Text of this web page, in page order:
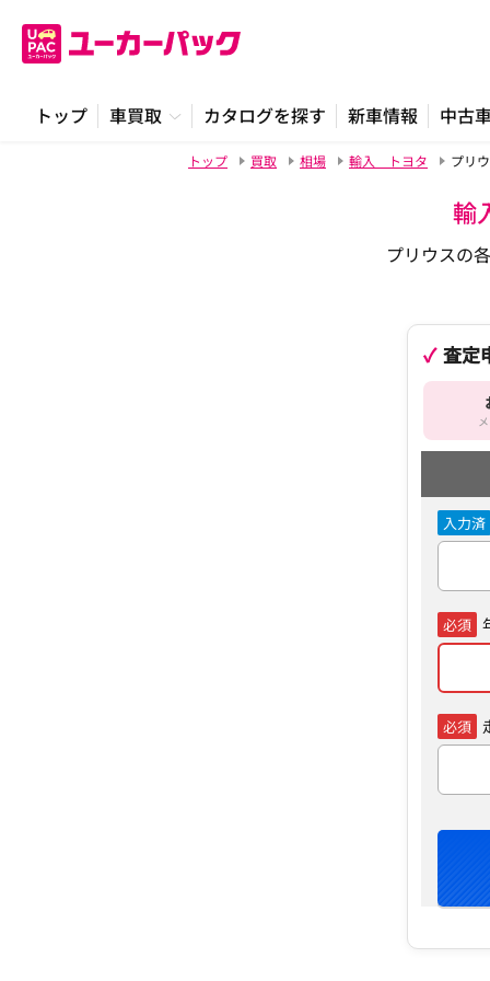
トップ 車買取 カタログを探す 新車情報 中古
トップ 買取 相場 輸入 トヨタ プリ
輸
プリウスの
査定
入力済
必須
必須